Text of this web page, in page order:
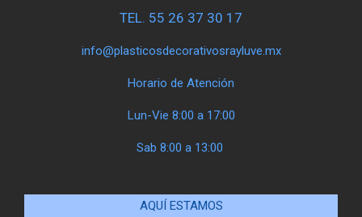
TEL. 55 26 37 30 17
info@plasticosdecorativosrayluve.mx
Horario de Atención
Lun-Vie 8:00 a 17:00
Sab 8:00 a 13:00
AQUÍ ESTAMOS